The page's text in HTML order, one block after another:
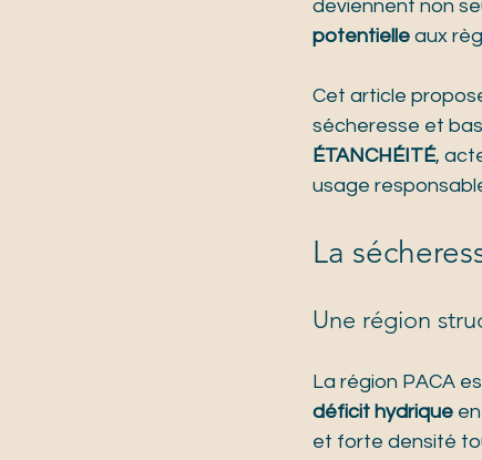
deviennent non
potentielle aux
Cet article
sécheresse et
ÉTANCHÉITÉ,
usage
La
Une région
La région PACA
déficit hydrique
et forte densité